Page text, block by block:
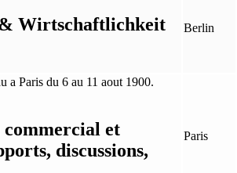
Wirtschaftlichkeit
Berlin
commercial et
discussions,
Paris